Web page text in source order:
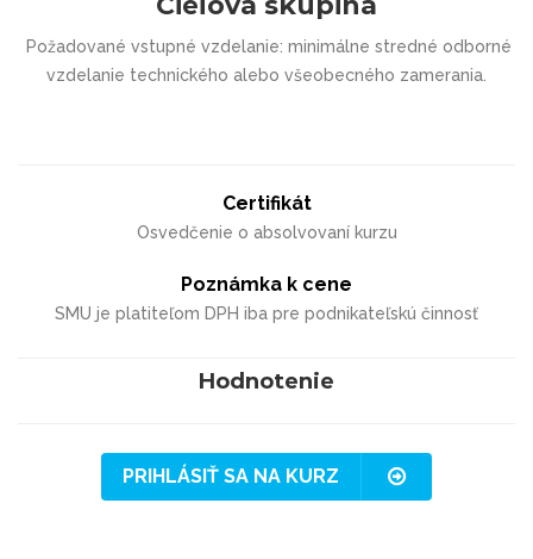
Požadované vstupné vzdelanie: minimálne stredné odborné
vzdelanie technického alebo všeobecného zamerania.
Certifikát
Osvedčenie o absolvovaní kurzu
Poznámka k cene
SMU je platiteľom DPH iba pre podnikateľskú činnosť
Hodnotenie
PRIHLÁSIŤ SA NA KURZ